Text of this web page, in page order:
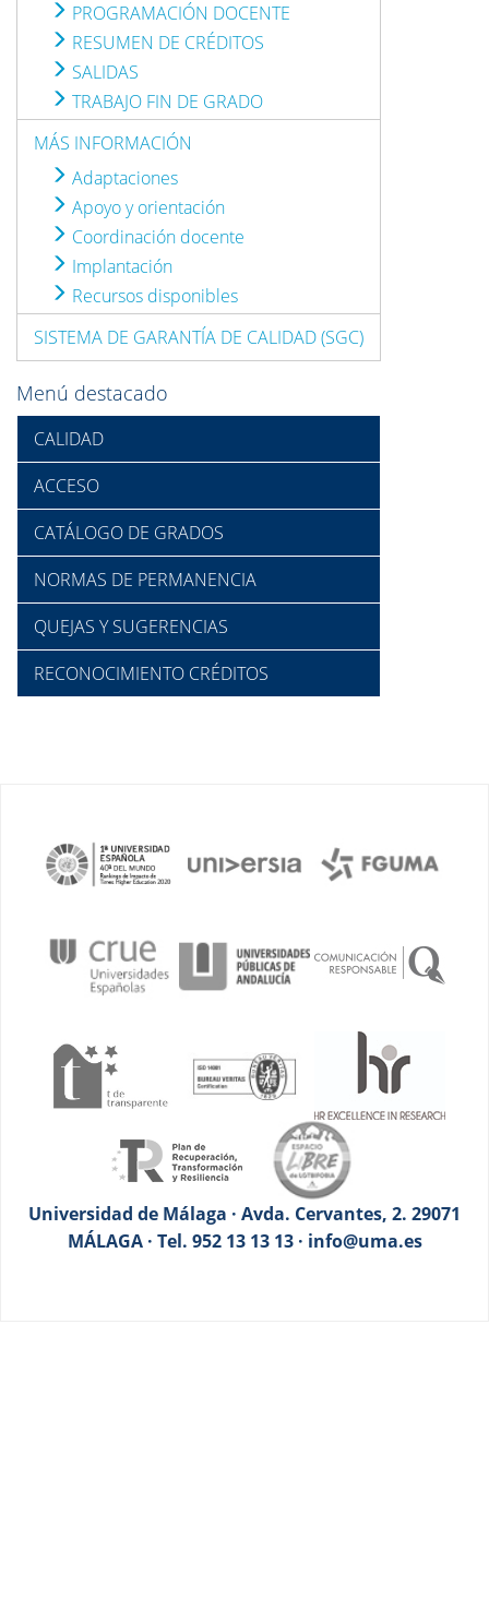
PROGRAMACIÓN DOCENTE
RESUMEN DE CRÉDITOS
SALIDAS
TRABAJO FIN DE GRADO
MÁS INFORMACIÓN
Adaptaciones
Apoyo y orientación
Coordinación docente
Implantación
Recursos disponibles
SISTEMA DE GARANTÍA DE CALIDAD (SGC)
Menú destacado
CALIDAD
ACCESO
CATÁLOGO DE GRADOS
NORMAS DE PERMANENCIA
QUEJAS Y SUGERENCIAS
RECONOCIMIENTO CRÉDITOS
Universidad de Málaga · Avda. Cervantes, 2. 29071
MÁLAGA · Tel. 952 13 13 13 · info@uma.es